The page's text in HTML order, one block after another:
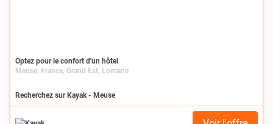
Optez pour le confort d'un hôtel
Meuse, France, Grand Est, Lorraine
Recherchez sur Kayak - Meuse